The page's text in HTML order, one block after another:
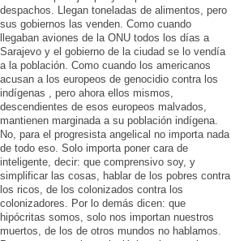
despachos. Llegan toneladas de alimentos, pero
sus gobiernos las venden. Como cuando
llegaban aviones de la ONU todos los días a
Sarajevo y el gobierno de la ciudad se lo vendía
a la población. Como cuando los americanos
acusan a los europeos de genocidio contra los
indígenas , pero ahora ellos mismos,
descendientes de esos europeos malvados,
mantienen marginada a su población indígena.
No, para el progresista angelical no importa nada
de todo eso. Solo importa poner cara de
inteligente, decir: que comprensivo soy, y
simplificar las cosas, hablar de los pobres contra
los ricos, de los colonizados contra los
colonizadores. Por lo demás dicen: que
hipócritas somos, solo nos importan nuestros
muertos, de los de otros mundos no hablamos.